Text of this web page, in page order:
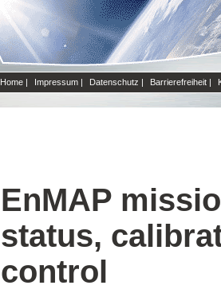
Home | Impressum | Datenschutz | Barrierefreiheit |
EnMAP
status,
control